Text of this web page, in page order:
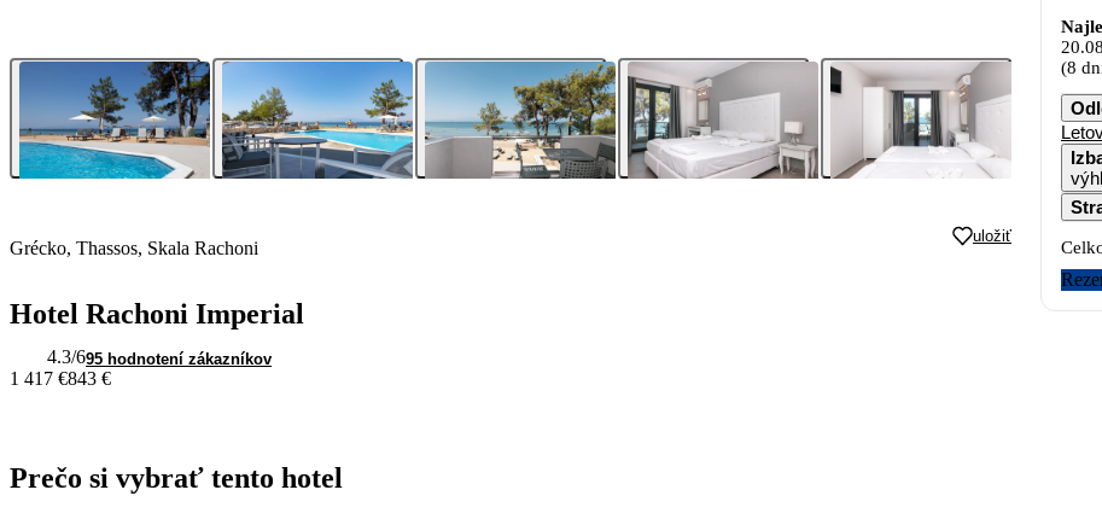
Grécko, Thassos, Skala Rachoni
uložiť
Hotel Rachoni Imperial
4.3/695 hodnotení zákazníkov
1 417 €843 €
Prečo si vybrať tento hotel
20.08
(8